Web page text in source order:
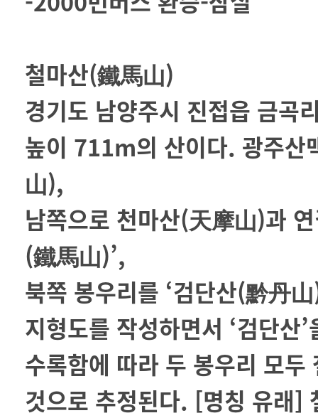
철마산(鐵馬山)
경기도 남양주시 진접읍 금곡
높이 711m의 산이다. 광주산
山),
남쪽으로 천마산(天摩山)과
(鐵馬山)’,
북쪽 봉우리를 ‘검단산(黔丹
지형도를 작성하면서 ‘검단산
수록함에 따라 두 봉우리 모두
것으로 추정된다. [명칭 유래]